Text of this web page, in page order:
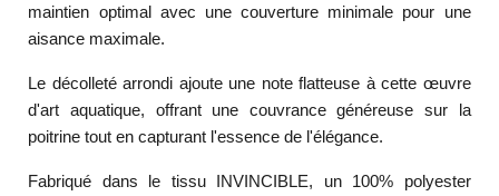
maintien optimal avec une couverture minimale pour une
aisance maximale.
Le décolleté arrondi ajoute une note flatteuse à cette œuvre
d'art aquatique, offrant une couvrance généreuse sur la
poitrine tout en capturant l'essence de l'élégance.
Fabriqué dans le tissu INVINCIBLE, un 100% polyester